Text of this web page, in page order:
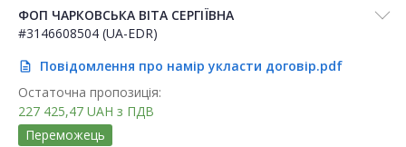
ФОП ЧАРКОВСЬКА ВІТА СЕРГІЇВНА
#3146608504 (UA-EDR)
description
Повідомлення про намір укласти договір.pdf
Остаточна пропозиція:
227 425,47 UAH з ПДВ
Переможець